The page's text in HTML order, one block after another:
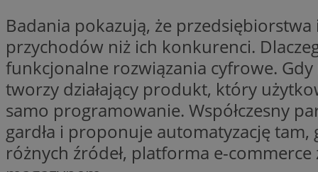
Badania pokazują, że
przychodów niż ich konkurenci.
funkcjonalne rozwiązania cyfrowe.
tworzy działający produkt, który
samo programowanie. Współczesny
gardła i proponuje automatyzację
różnych źródeł, platforma e-
_clck
_clsk
_clsk
__gads
__Secure-
ROLLOUT_TOKEN
bcookie
visid_incap_3220524